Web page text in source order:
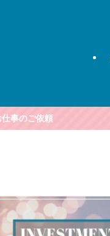
事のご依頼